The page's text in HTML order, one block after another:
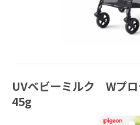
UVベビーミルク Wプ
45g